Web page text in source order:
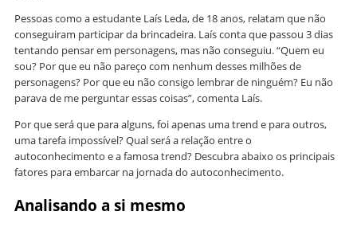
Pessoas como a estudante Laís Leda, de 18 anos, relatam que não
conseguiram participar da brincadeira. Laís conta que passou 3 dias
tentando pensar em personagens, mas não conseguiu. “Quem eu
sou? Por que eu não pareço com nenhum desses milhões de
personagens? Por que eu não consigo lembrar de ninguém? Eu não
parava de me perguntar essas coisas”, comenta Laís.
Por que será que para alguns, foi apenas uma trend e para outros,
uma tarefa impossível? Qual será a relação entre o
autoconhecimento e a famosa trend? Descubra abaixo os principais
fatores para embarcar na jornada do autoconhecimento.
Analisando a si mesmo